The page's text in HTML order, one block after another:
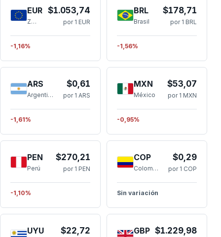
EUR
Zona Euro
$1.053,74
por 1 EUR
-1,16%
BRL
Brasil
$178,71
por 1 BRL
-1,56%
ARS
Argentina
$0,61
por 1 ARS
-1,61%
MXN
México
$53,07
por 1 MXN
-0,95%
PEN
Perú
$270,21
por 1 PEN
-1,10%
COP
Colombia
$0,29
por 1 COP
Sin variación
UYU $22,72 GBP $1.229,98